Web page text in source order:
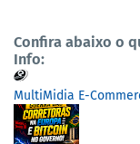
Confira abaixo o
Info:
MultiMidia E-